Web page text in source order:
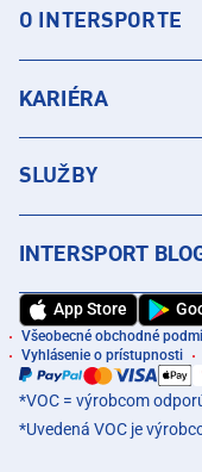
O INTERSPORTE
KARIÉRA
SLUŽBY
INTERSPORT
App Store
Všeobecné obchodné
Vyhlásenie o prístupnosti
*VOC = výrobcom
*Uvedená VOC je